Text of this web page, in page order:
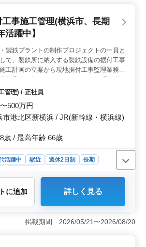
険治療中心で一般歯科から予防歯科、
科、歯列矯正、歯科検診まで幅広い診
境＞ 日給2万〜3万円の高給与。週2〜
制度でライフワークバランスを重視。
ン層を歓迎し、今までの経験を活かし
募をお待ちしています。
事施工管理(横浜市、長期
躍中】
・製鉄プラントの制作プロジェクトの一員と
して、製鉄所に納入する製鉄設備の据付工事
施工計画の立案から現地据付工事監理業務の
全般業務を行っていただきます。 ・具体的
は、据付工事の工事費用の籍さんと外部業
で、現地工事の施工計画の立案と作成、実
の工事の施工管理等の実施。 ・国内外の
ていきます。 ・関係各部署や外注先、また
プロジェクトマネージャーとの連携が欠か
ませんので、コミュニケーション能力や協
性、責任感などを求められる業務です。
た、現場は生き物ですので常に変化が伴い
ます。 ・臨機応変な対応のできる方を求め
ています。 勤務先は顧客先工場となります
で、海外、日本全国への出張があります
ありません) ・英語や中国語に対してアレル
管理) / 正社員
500万円
市港北区新横浜 / JR(新幹線・横浜線)
歳 / 最高年齢 66歳
活躍中 駅近 週休2日制
長期
ト
ャンス＞ 中高年の方に最適な求人で
ベテラン技術者の方が、ご活躍されて
製鉄プロジェクトに参加＞ 国内外
に追加 詳しく見る
掲載期間 2026/05/21〜2026/08/20